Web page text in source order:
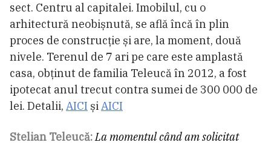
sect. Centru al capitalei. Imobilul, cu o
arhitectură neobișnută, se află încă în plin
proces de construcție și are, la moment, două
nivele. Terenul de 7 ari pe care este amplastă
casa, obținut de familia Teleucă în 2012, a fost
ipotecat anul trecut contra sumei de 300 000 de
lei. Detalii, AICI șiAICI
Stelian Teleucă:La momentul când am solicitat